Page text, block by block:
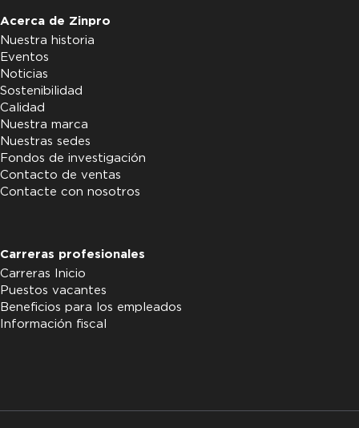
Acerca de Zinpro
Nuestra historia
Eventos
Noticias
Sostenibilidad
Calidad
Nuestra marca
Nuestras sedes
Fondos de investigación
Contacto de ventas
Contacte con nosotros
Carreras profesionales
Carreras Inicio
Puestos vacantes
Beneficios para los empleados
Información fiscal